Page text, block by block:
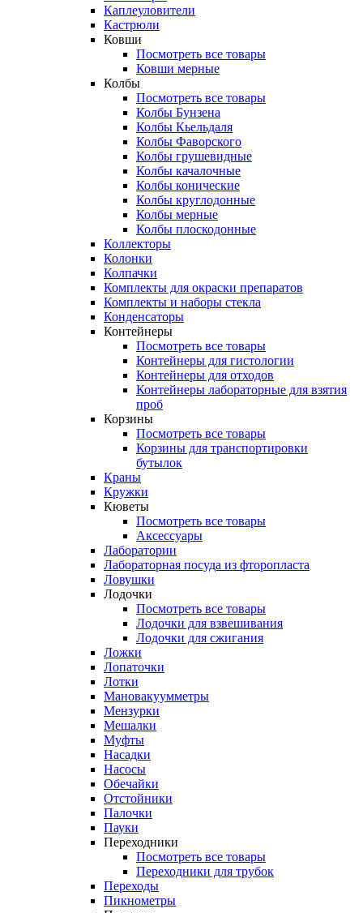
Каплеуловители
Кастрюли
Ковши
Посмотреть все товары
Ковши мерные
Колбы
Посмотреть все товары
Колбы Бунзена
Колбы Кьельдаля
Колбы Фаворского
Колбы грушевидные
Колбы качалочные
Колбы конические
Колбы круглодонные
Колбы мерные
Колбы плоскодонные
Коллекторы
Колонки
Колпачки
Комплекты для окраски препаратов
Комплекты и наборы стекла
Конденсаторы
Контейнеры
Посмотреть все товары
Контейнеры для гистологии
Контейнеры для отходов
Контейнеры лабораторные для взятия
проб
Корзины
Посмотреть все товары
Корзины для транспортировки
бутылок
Краны
Кружки
Кюветы
Посмотреть все товары
Аксессуары
Лаборатории
Лабораторная посуда из фторопласта
Ловушки
Лодочки
Посмотреть все товары
Лодочки для взвешивания
Лодочки для сжигания
Ложки
Лопаточки
Лотки
Мановакуумметры
Мензурки
Мешалки
Муфты
Насадки
Насосы
Обечайки
Отстойники
Палочки
Пауки
Переходники
Посмотреть все товары
Переходники для трубок
Переходы
Пикнометры